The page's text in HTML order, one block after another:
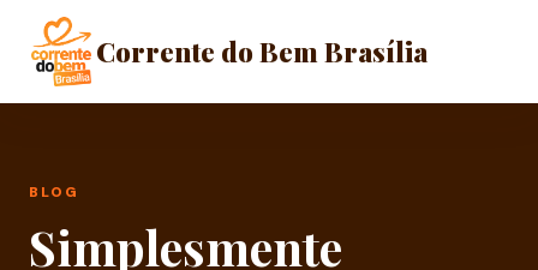
Corrente do Bem Brasília
BLOG
Simplesmente